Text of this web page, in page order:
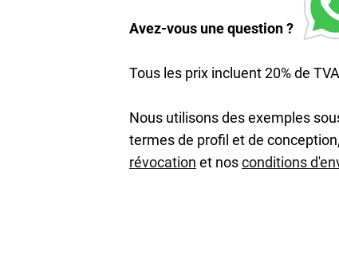
Avez-vous une question ?
Tous les prix incluent 20% de
Nous utilisons des exemples
termes de profil et de
révocation et nosconditions